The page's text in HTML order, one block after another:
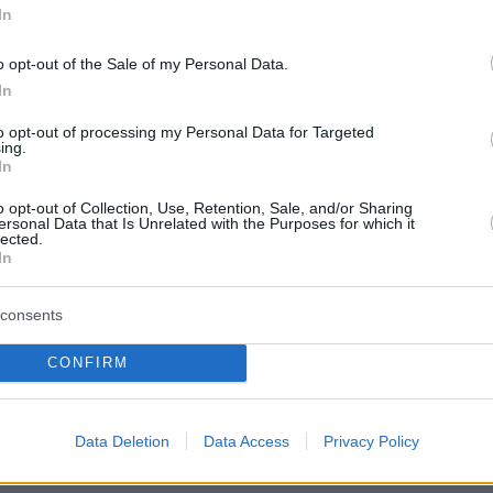
opt-out of the Sale of my Personal Data.
opt-out of processing my Personal Data for Targeted
opt-out of Collection, Use, Retention, Sale, and/or Sharing
Data that Is Unrelated with the Purposes for which it
CONFIRM
Data Deletion Data Access Privacy Policy
στοProtothema.gr
ΠΡΟΣΘΗΚΗ ΣΧΟΛΙΟΥ
ΣΧΟΛΙΟΥ
EMAIL